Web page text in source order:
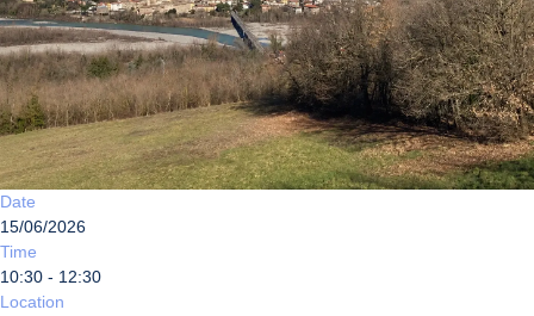
Date
15/06/2026
Time
10:30 - 12:30
Location